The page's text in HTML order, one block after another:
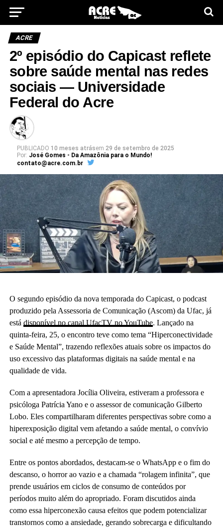
ACRE
2º episódio do Capicast reflete
sobre saúde mental nas redes
sociais — Universidade
Federal do Acre
PUBLICADO 10 meses atrásem 29 de setembro de 2025
Por: José Gomes - Da Amazônia para o Mundo!
contato@acre.com.br
O segundo episódio da nova temporada do Capicast, o podcast
produzido pela Assessoria de Comunicação (Ascom) da Ufac, já
está disponível no canal UfacTV no YouTube. Lançado na
quinta-feira, 25, o encontro teve como tema “Hiperconectividade
e Saúde Mental”, trazendo reflexões atuais sobre os impactos do
uso excessivo das plataformas digitais na saúde mental e na
qualidade de vida.
Com a apresentadora Jocília Oliveira, estiveram a professora e
psicóloga Patrícia Yano e o assessor de comunicação Gilberto
Lobo. Eles compartilharam diferentes perspectivas sobre como a
hiperexposição digital vem afetando a saúde mental, o convívio
social e até mesmo a percepção de tempo.
Entre os pontos abordados, destacam-se o WhatsApp e o fim do
descanso, o horror ao vazio e a chamada “rolagem infinita”, que
prende usuários em ciclos de consumo de conteúdos por
períodos muito além do apropriado. Foram discutidos ainda
como essa hiperconexão causa efeitos que podem potencializar
transtornos como a ansiedade, gerando sobrecarga e dificultando